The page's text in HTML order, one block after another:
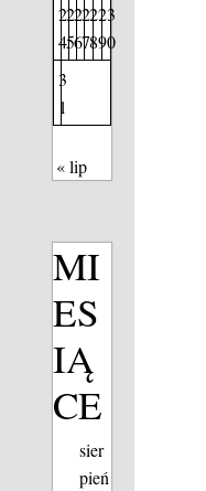
2
4
2
5
2
6
2
7
2
8
2
9
3
0
3
1
« lip
MI
ES
IĄ
CE
sier
pień